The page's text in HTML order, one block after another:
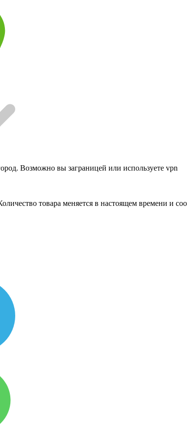
Возможно вы заграницей или используете vpn
товара меняется в настоящем времени и